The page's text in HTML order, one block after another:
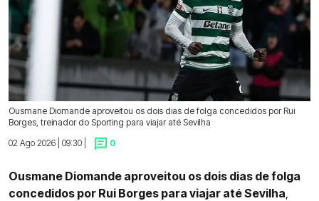
Ousmane Diomande aproveitou os dois dias de folga concedidos por Rui
Borges, treinador do Sporting para viajar até Sevilha
02 Ago 2026 | 09:30 |
0
Ousmane Diomande aproveitou os dois dias de folga
concedidos por Rui Borges para viajar até Sevilha